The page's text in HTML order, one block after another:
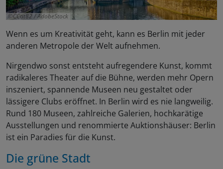
CCat82 / AdobeStock
Wenn es um Kreativität geht, kann es Berlin mit jeder
anderen Metropole der Welt aufnehmen.
Nirgendwo sonst entsteht aufregendere Kunst, kommt
radikaleres Theater auf die Bühne, werden mehr Opern
inszeniert, spannende Museen neu gestaltet oder
lässigere Clubs eröffnet. In Berlin wird es nie langweilig.
Rund 180 Museen, zahlreiche Galerien, hochkarätige
Ausstellungen und renommierte Auktionshäuser: Berlin
ist ein Paradies für die Kunst.
Die grüne Stadt